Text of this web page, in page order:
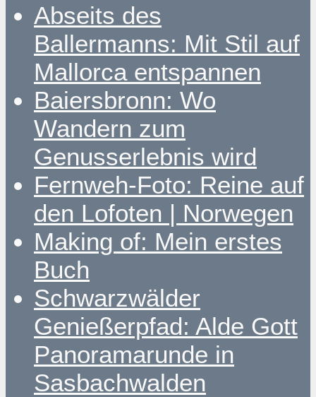
Abseits des
Ballermanns: Mit Stil auf
Mallorca entspannen
Baiersbronn: Wo
Wandern zum
Genusserlebnis wird
Fernweh-Foto: Reine auf
den Lofoten | Norwegen
Making of: Mein erstes
Buch
Schwarzwälder
Genießerpfad: Alde Gott
Panoramarunde in
Sasbachwalden